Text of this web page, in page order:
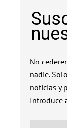
No
nadie.
noticias y
Introduce